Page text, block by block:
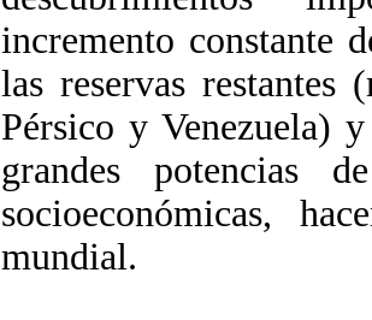
incremento constante
las reservas
Pérsico y Venezuela)
grandes potencias
socioeconómicas,
mundial.